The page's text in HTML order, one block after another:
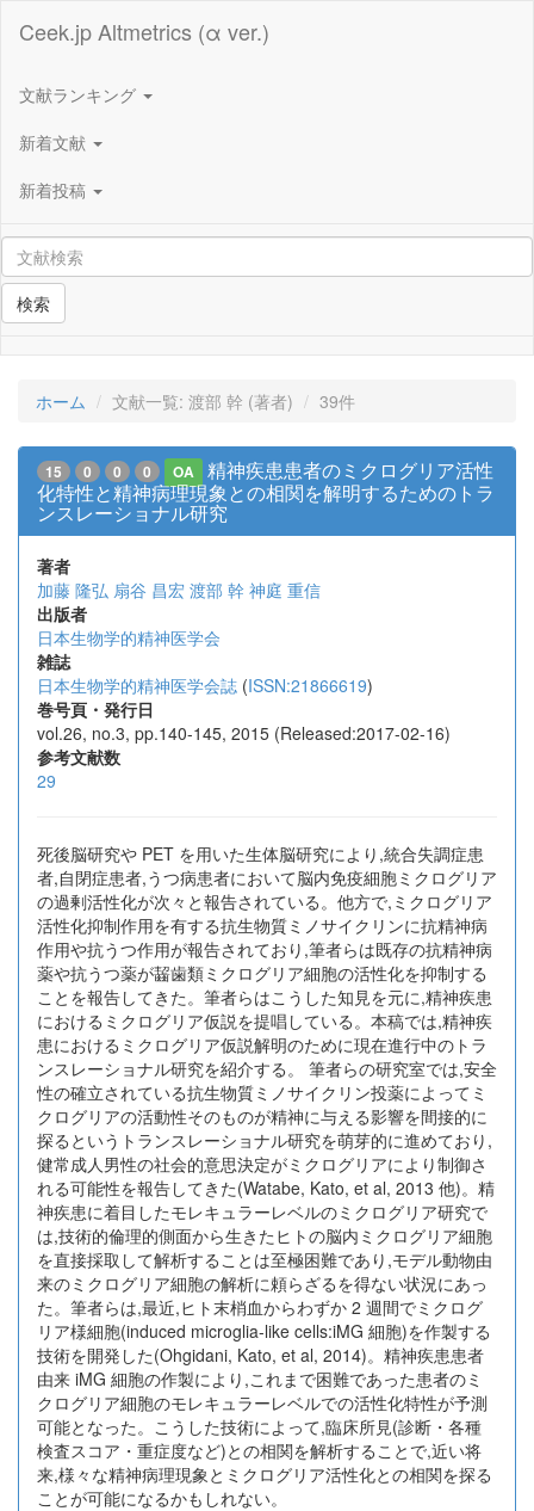
Ceek.jp Altmetrics (α ver.)
文献ランキング
新着文献
新着投稿
検索
ホーム 文献一覧: 渡部 幹 (著者) 39件
15 0 0 0 OA
精神疾患患者のミクログリア活性
化特性と精神病理現象との相関を解明するためのトラ
ンスレーショナル研究
著者
加藤 隆弘 扇谷 昌宏 渡部 幹 神庭 重信
出版者
日本生物学的精神医学会
雑誌
日本生物学的精神医学会誌 (ISSN:21866619)
巻号頁・発行日
vol.26, no.3, pp.140-145, 2015 (Released:2017-02-16)
参考文献数
29
死後脳研究や PET を用いた生体脳研究により,統合失調症患
者,自閉症患者,うつ病患者において脳内免疫細胞ミクログリア
の過剰活性化が次々と報告されている。他方で,ミクログリア
活性化抑制作用を有する抗生物質ミノサイクリンに抗精神病
作用や抗うつ作用が報告されており,筆者らは既存の抗精神病
薬や抗うつ薬が齧歯類ミクログリア細胞の活性化を抑制する
ことを報告してきた。筆者らはこうした知見を元に,精神疾患
におけるミクログリア仮説を提唱している。本稿では,精神疾
患におけるミクログリア仮説解明のために現在進行中のトラ
ンスレーショナル研究を紹介する。 筆者らの研究室では,安全
性の確立されている抗生物質ミノサイクリン投薬によってミ
クログリアの活動性そのものが精神に与える影響を間接的に
探るというトランスレーショナル研究を萌芽的に進めており,
健常成人男性の社会的意思決定がミクログリアにより制御さ
れる可能性を報告してきた(Watabe, Kato, et al, 2013 他)。精
神疾患に着目したモレキュラーレベルのミクログリア研究で
は,技術的倫理的側面から生きたヒトの脳内ミクログリア細胞
を直接採取して解析することは至極困難であり,モデル動物由
来のミクログリア細胞の解析に頼らざるを得ない状況にあっ
た。筆者らは,最近,ヒト末梢血からわずか 2 週間でミクログ
リア様細胞(induced microglia-like cells:iMG 細胞)を作製する
技術を開発した(Ohgidani, Kato, et al, 2014)。精神疾患患者
由来 iMG 細胞の作製により,これまで困難であった患者のミ
クログリア細胞のモレキュラーレベルでの活性化特性が予測
可能となった。こうした技術によって,臨床所見(診断・各種
検査スコア・重症度など)との相関を解析することで,近い将
来,様々な精神病理現象とミクログリア活性化との相関を探る
ことが可能になるかもしれない。